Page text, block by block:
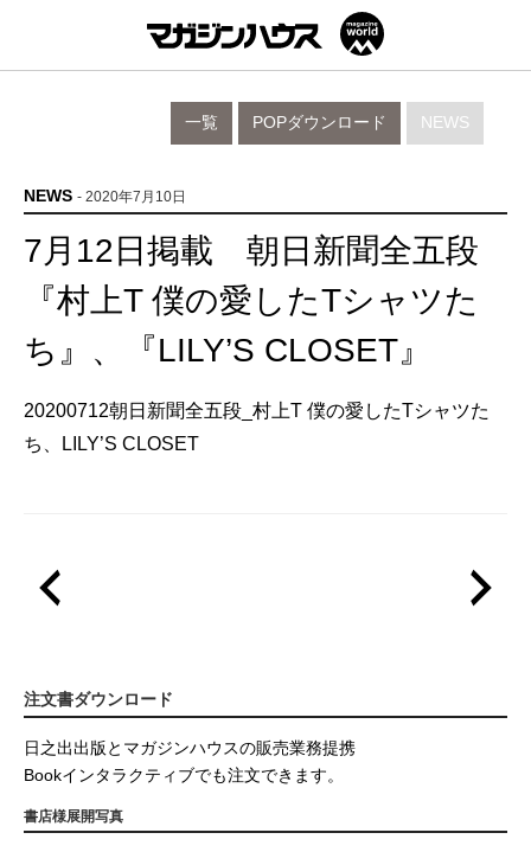
NEWS
POPダウンロード
一覧
NEWS - 2020年7月10日
7月12日掲載 朝日新聞全五段
『村上T 僕の愛したTシャツた
ち』、『LILY’S CLOSET』
20200712朝日新聞全五段_村上T 僕の愛したTシャツた
ち、LILY’S CLOSET
注文書ダウンロード
日之出出版とマガジンハウスの販売業務提携
Bookインタラクティブでも注文できます。
書店様展開写真